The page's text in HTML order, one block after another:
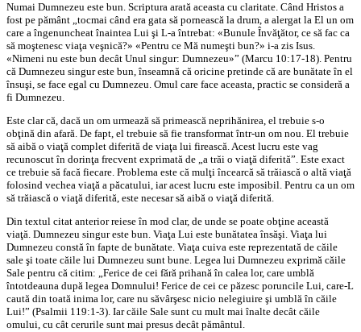
Numai Dumnezeu este bun. Scriptura arată aceasta cu claritate. Când Hristos a
fost pe pământ „tocmai când era gata să pornească la drum, a alergat la El un om
care a îngenuncheat înaintea Lui şi L-a întrebat: «Bunule Învăţător, ce să fac ca
să moştenesc viaţa veşnică?» «Pentru ce Mă numeşti bun?» i-a zis Isus.
«Nimeni nu este bun decât Unul singur: Dumnezeu»” (Marcu 10:17-18). Pentru
că Dumnezeu singur este bun, înseamnă că oricine pretinde că are bunătate în el
însuşi, se face egal cu Dumnezeu. Omul care face aceasta, practic se consideră a
fi Dumnezeu.
Este clar că, dacă un om urmează să primească neprihănirea, el trebuie s-o
obţină din afară. De fapt, el trebuie să fie transformat într-un om nou. El trebuie
să aibă o viaţă complet diferită de viaţa lui firească. Acest lucru este vag
recunoscut în dorinţa frecvent exprimată de „a trăi o viaţă diferită”. Este exact
ce trebuie să facă fiecare. Problema este că mulţi încearcă să trăiască o altă viaţă
folosind vechea viaţă a păcatului, iar acest lucru este imposibil. Pentru ca un om
să trăiască o viaţă diferită, este necesar să aibă o viaţă diferită.
Din textul citat anterior reiese în mod clar, de unde se poate obţine această
viaţă. Dumnezeu singur este bun. Viaţa Lui este bunătatea însăşi. Viaţa lui
Dumnezeu constă în fapte de bunătate. Viaţa cuiva este reprezentată de căile
sale şi toate căile lui Dumnezeu sunt bune. Legea lui Dumnezeu exprimă căile
Sale pentru că citim: „Ferice de cei fără prihană în calea lor, care umblă
întotdeauna după legea Domnului! Ferice de cei ce păzesc poruncile Lui, care-L
caută din toată inima lor, care nu săvârşesc nicio nelegiuire şi umblă în căile
Lui!” (Psalmii 119:1-3). Iar căile Sale sunt cu mult mai înalte decât căile
omului, cu cât cerurile sunt mai presus decât pământul.